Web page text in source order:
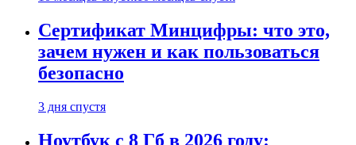
Сертификат Минцифры: что это,
зачем нужен и как пользоваться
безопасно
3 дня спустя
Ноутбук с 8 Гб в 2026 году: